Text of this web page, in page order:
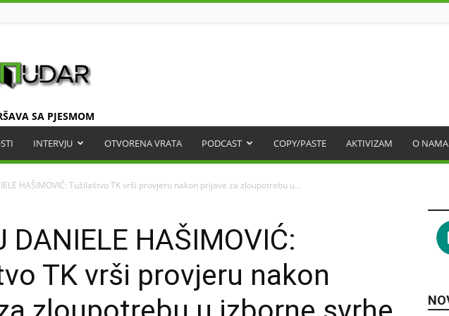
SA PJESMOM
INTERVJU OTVORENA VRATA PODCAST COPY/PASTE AKTIVIZAM O NAMA
HAŠIMOVIĆ: Tužilaštvo TK vrši provjeru nakon prijave za zloupotrebu u...
DANIELE HAŠIMOVIĆ:
TK vrši provjeru nakon